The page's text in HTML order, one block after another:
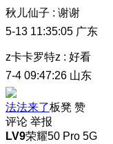
秋儿仙子 : 谢谢
5-13 11:35:05 广东
z卡卡罗特z : 好看
7-4 09:47:26 山东
法法来了板凳 赞
评论 举报
LV9荣耀50 Pro 5G